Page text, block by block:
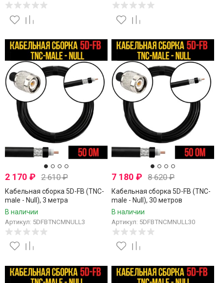
2 170 ₽ 2 610₽
Кабельная сборка 5D-FB (TNC-
male - Null), 3 метра
В наличии
Артикул: 5DFBTNCMNULL3
7 180₽ 8 620₽
Кабельная сборка 5D-FB (TNC-
male - Null), 30 метров
В наличии
Артикул: 5DFBTNCMNULL30